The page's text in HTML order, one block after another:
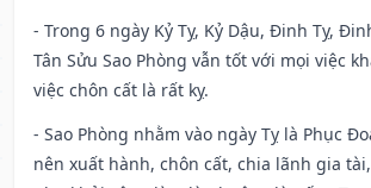
- Trong 6 ngày Kỷ Tỵ, Kỷ Dậu, Đinh Tỵ,
Tân Sửu Sao Phòng vẫn tốt với mọi việc
việc chôn cất là rất kỵ.
- Sao Phòng nhằm vào ngày Tỵ là Phục
nên xuất hành, chôn cất, chia lãnh gia